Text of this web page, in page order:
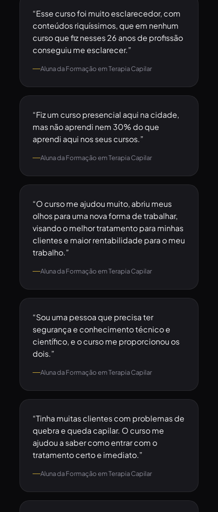
“Esse curso foi muito esclarecedor, com
conteúdos riquíssimos, que em nenhum
curso que fiz nesses 26 anos de profissão
conseguiu me esclarecer.”
Aluna da Formação em Terapia Capilar
“Fiz um curso presencial aqui na cidade,
mas não aprendi nem 30% do que
aprendi aqui nos seus cursos.”
Aluna da Formação em Terapia Capilar
“O curso me ajudou muito, abriu meus
olhos para uma nova forma de trabalhar,
visando o melhor tratamento para minhas
clientes e maior rentabilidade para o meu
trabalho.”
Aluna da Formação em Terapia Capilar
“Sou uma pessoa que precisa ter
segurança e conhecimento técnico e
científico, e o curso me proporcionou os
dois.”
Aluna da Formação em Terapia Capilar
“Tinha muitas clientes com problemas de
quebra e queda capilar. O curso me
ajudou a saber como entrar com o
tratamento certo e imediato.”
Aluna da Formação em Terapia Capilar